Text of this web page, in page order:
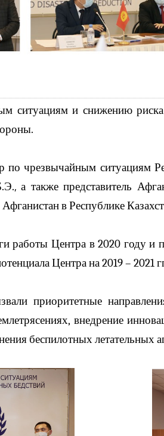
ситуациям и снижению риска
по чрезвычайным
, а также представитель
в Республике
работы Центра в 2020 году и
Центра на 2019 – 2021
приоритетные
внедрение
беспилотных летательных